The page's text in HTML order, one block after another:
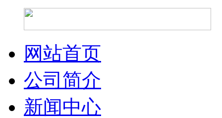
网站首页
公司简介
新闻中心